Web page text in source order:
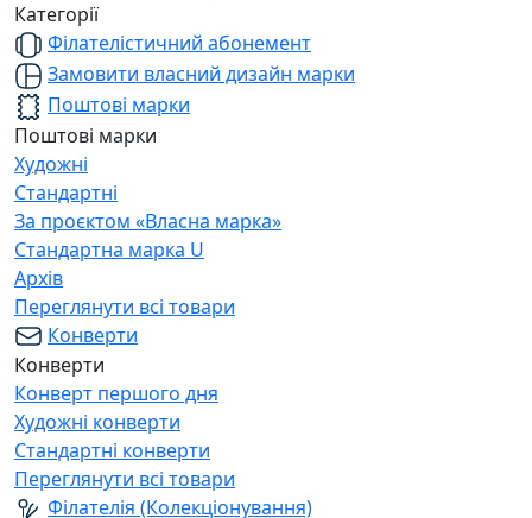
Категорії
Філателістичний абонемент
Замовити власний дизайн марки
Поштові марки
Поштові марки
Художні
Стандартні
За проєктом «Власна марка»
Стандартна марка U
Архів
Переглянути всі товари
Конверти
Конверти
Конверт першого дня
Художні конверти
Стандартні конверти
Переглянути всі товари
Філателія (Колекціонування)